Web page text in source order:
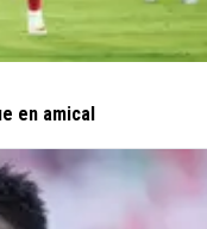
en amical